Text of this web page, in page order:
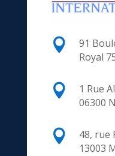

91
Royal

1 Rue
06300

48, rue
13003